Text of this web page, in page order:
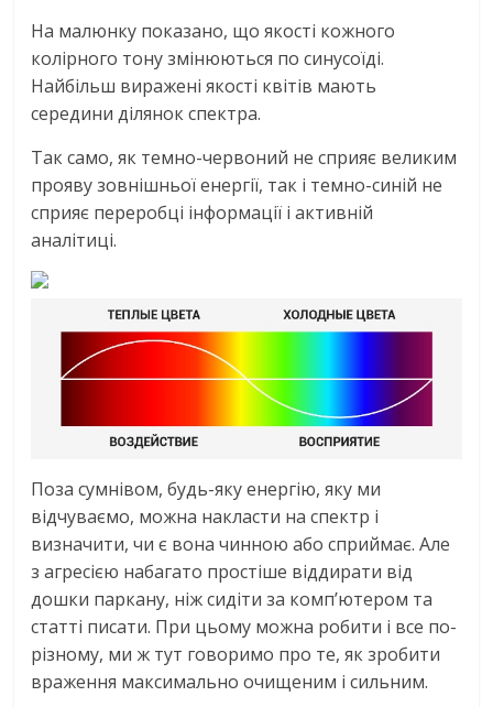
На малюнку показано, що якості кожного
колірного тону змінюються по синусоїді.
Найбільш виражені якості квітів мають
середини ділянок спектра.
Так само, як темно-червоний не сприяє великим
прояву зовнішньої енергії, так і темно-синій не
сприяє переробці інформації і активній
аналітиці.
Поза сумнівом, будь-яку енергію, яку ми
відчуваємо, можна накласти на спектр і
визначити, чи є вона чинною або сприймає. Але
з агресією набагато простіше віддирати від
дошки паркану, ніж сидіти за комп’ютером та
статті писати. При цьому можна робити і все по-
різному, ми ж тут говоримо про те, як зробити
враження максимально очищеним і сильним.